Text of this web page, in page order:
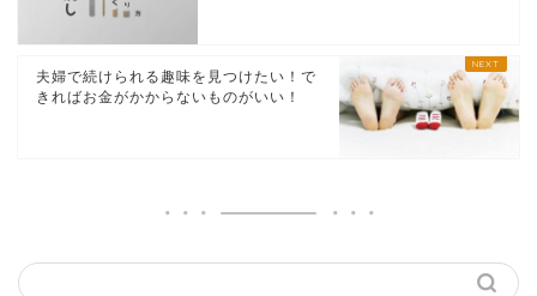
夫婦で続けられる趣味を見つけたい！で
きればお金がかからないものがいい！